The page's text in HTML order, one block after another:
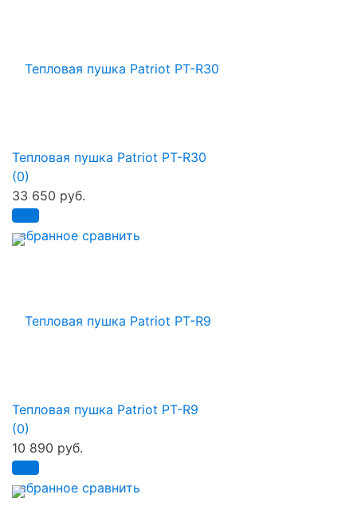
избранное сравнить
Тепловая пушка Patriot PT-R30
(0)
33 650 руб.
избранное сравнить
Тепловая пушка Patriot PT-R9
(0)
10 890 руб.